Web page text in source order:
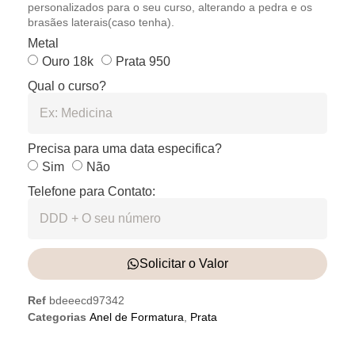
personalizados para o seu curso, alterando a pedra e os
brasães laterais(caso tenha).
Metal
Ouro 18k
Prata 950
Qual o curso?
Precisa para uma data especifica?
Sim
Não
Telefone para Contato:
Solicitar o Valor
Ref bdeeecd97342
Categorias Anel de Formatura, Prata